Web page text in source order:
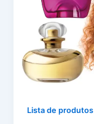
Lista de produtos